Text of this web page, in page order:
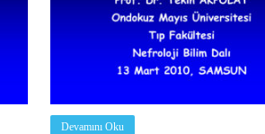
Devamını Oku